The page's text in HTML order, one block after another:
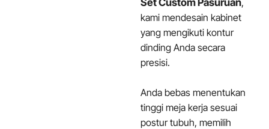
kami mendesain kabinet
yang mengikuti kontur
dinding Anda secara
presisi.
Anda bebas menentukan
tinggi meja kerja sesuai
postur tubuh, memilih